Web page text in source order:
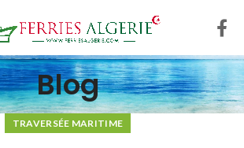
Blog
TRAVERSÉE MARITIME